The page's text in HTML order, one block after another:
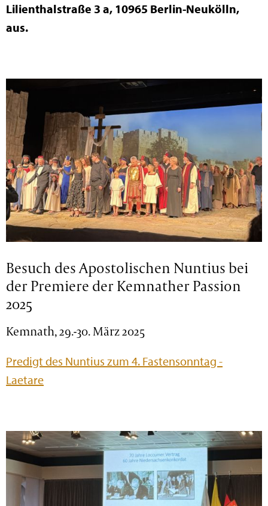
Lilienthalstraße 3 a, 10965 Berlin-Neukölln,
aus.
Besuch des Apostolischen Nuntius bei
der Premiere der Kemnather Passion
2025
Kemnath, 29.-30. März 2025
Predigt des Nuntius zum 4. Fastensonntag -
Laetare